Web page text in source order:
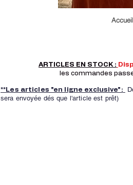
Accueil
ARTICLES EN STOCK :
les commandes
**Les articles "en ligne exclusive":
sera envoyée dés que l'article est prêt)